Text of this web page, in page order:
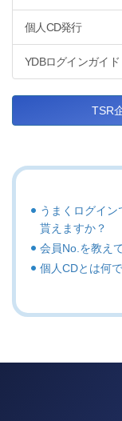
個人CD発行
YDBログインガイド
TSR
うまくログイ
貰えますか？
会員No.を教え
個人CDとは何